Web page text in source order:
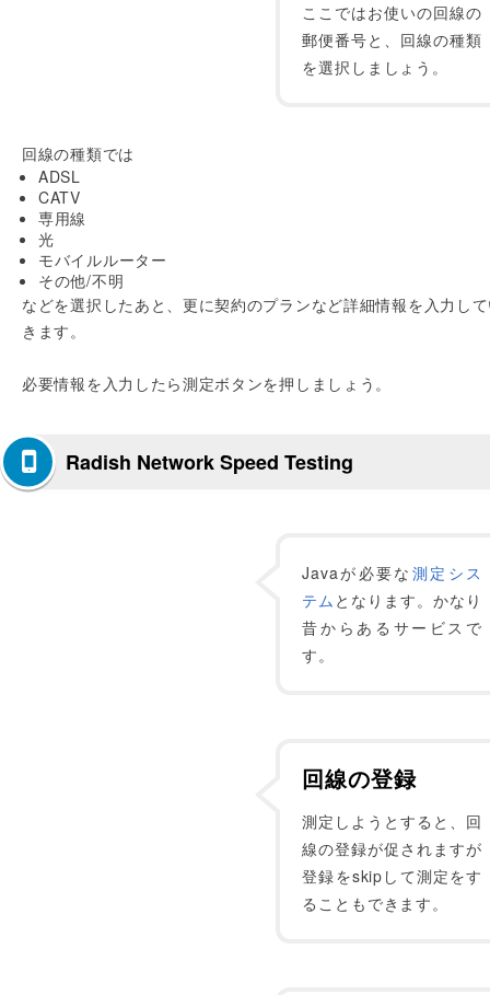
ここではお使いの回線の
郵便番号と、回線の種類
を選択しましょう。
回線の種類では
ADSL
CATV
専用線
光
モバイルルーター
その他/不明
などを選択したあと、更に契約のプランなど詳細情報を入力し
きます。
必要情報を入力したら測定ボタンを押しましょう。
Radish Network Speed Testing
Javaが必要な 測定シス
テム となります。かなり
昔からあるサービスで
す。
回線の登録
測定しようとすると、回
線の登録が促されますが
登録をskipして測定をす
ることもできます。